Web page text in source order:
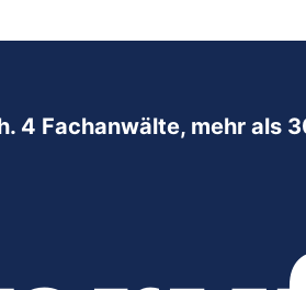
4 Fachanwälte, mehr als